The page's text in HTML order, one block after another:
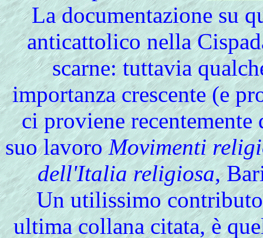
La documentazione su
anticattolico nella
scarne: tuttavia
importanza crescente (e
ci proviene recentemente
suo lavoroMovimenti
dell'Italia religiosa,
Un utilissimo
ultima collana citata, è